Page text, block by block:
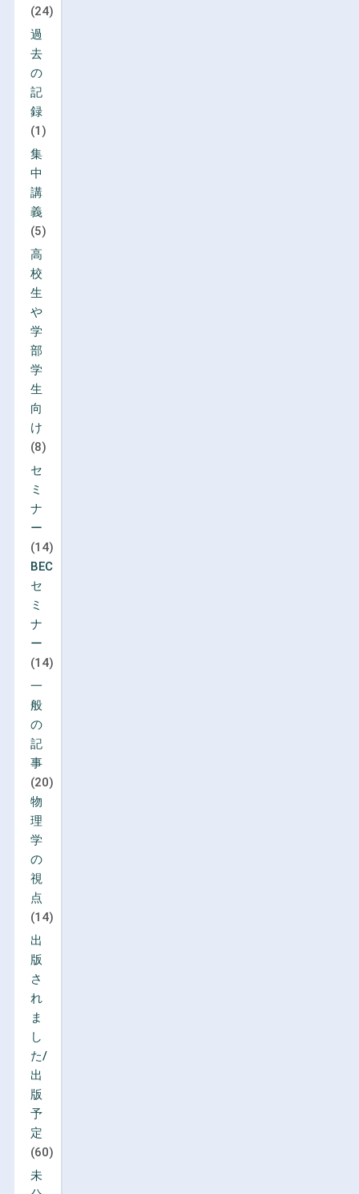
(24)
過
去
の
記
録
(1)
集
中
講
義
(5)
高
校
生
や
学
部
学
生
向
け
(8)
セ
ミ
ナ
ー
(14)
BEC
セ
ミ
ナ
ー
(14)
一
般
の
記
事
(20)
物
理
学
の
視
点
(14)
出
版
さ
れ
ま
し
た/
出
版
予
定
(60)
未